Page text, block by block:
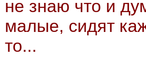
не знаю что и
малые, сидят
то...